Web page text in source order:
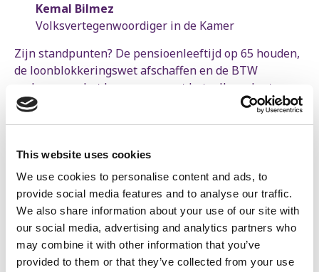
This website uses cookies
We use cookies to personalise content and ads, to
provide social media features and to analyse our traffic.
We also share information about your use of our site with
our social media, advertising and analytics partners who
may combine it with other information that you’ve
provided to them or that they’ve collected from your use
Kemal Bilmez
Volksvertegenwoordiger in de Kamer
Zijn standpunten? De pensioenleeftijd op 65 houden,
de loonblokkeringswet afschaffen en de BTW
verlagen om het leven weer wat betaalbaarder te
maken. Want volgens Kemal zijn het de hardwerkende
mensen die de wereld draaiende houden, niet de
was hoofdleider bij de lokale Chiro en bestuurslid in
het jeugdhuis van Groot-Bijgaarden, heeft een hart
voor voetbal en is een gepassioneerde gamer.